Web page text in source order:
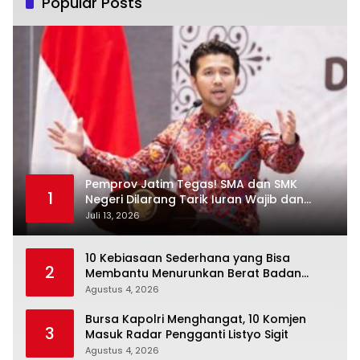
1
Pemprov Jatim Tegas! SMA dan SMK
Negeri Dilarang Tarik Iuran Wajib dan
Paksa Beli Seragam
Juli 13, 2026
2
10 Kebiasaan Sederhana yang Bisa
Membantu Menurunkan Berat Badan
Secara Konsisten
Agustus 4, 2026
3
Bursa Kapolri Menghangat, 10 Komjen
Masuk Radar Pengganti Listyo Sigit
Agustus 4, 2026